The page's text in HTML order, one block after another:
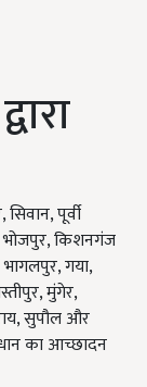
पूर्वी
भोजपुर, किशनगंज
गया,
मुंगेर,
सुपौल और
का आच्छादन